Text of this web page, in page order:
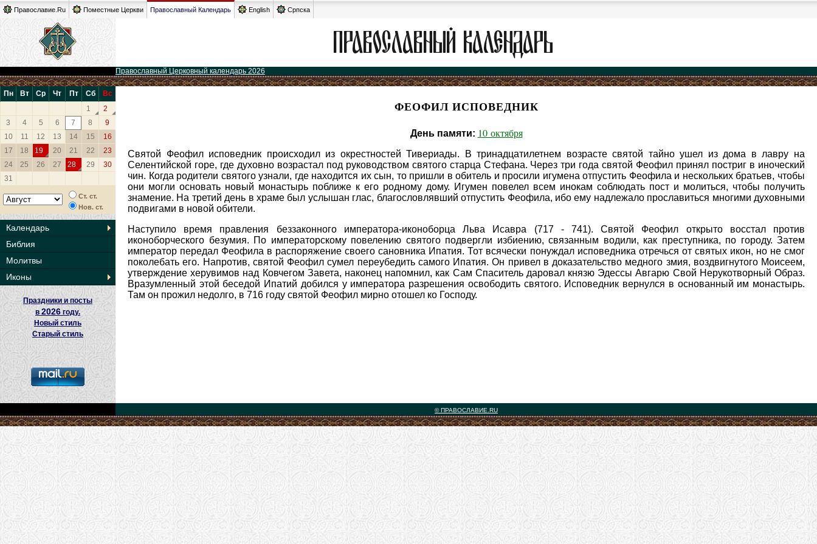
Православие.Ru Поместные Церкви Православный Календарь English Српска
Православный Церковный календарь 2026
Пн Вт Ср Чт Пт Сб
Вс
1
2
3
4 5 6 7 8
9
10
11 12 13 14 15
16
17
18 19 20 21 22
23
24
25 26 27 28 29
30
31
Ст. ст.
Нов. ст.
Календарь
Библия
Молитвы
Иконы
Праздники и посты
в 2026 году.
Новый стиль
Старый стиль
ФЕОФИЛ ИСПОВЕДНИК
День памяти: 10 октября
Святой Феофил исповедник происходил из окрестностей Тивериады. В тринадцатилетнем возрасте святой тайно ушел из дома в лавру на
Селентийской горе, где духовно возрастал под руководством святого старца Стефана. Через три года святой Феофил принял постриг в иноческий
чин. Когда родители святого узнали, где находится их сын, то пришли в обитель и просили игумена отпустить Феофила и нескольких братьев, чтобы
они могли основать новый монастырь поближе к его родному дому. Игумен повелел всем инокам соблюдать пост и молиться, чтобы получить
знамение. На третий день в храме был услышан глас, благословлявший отпустить Феофила, ибо ему надлежало прославиться многими духовными
подвигами в новой обители.
Наступило время правления беззаконного императора-иконоборца Льва Исавра (717 - 741). Святой Феофил открыто восстал против
иконоборческого безумия. По императорскому повелению святого подвергли избиению, связанным водили, как преступника, по городу. Затем
император передал Феофила в распоряжение своего сановника Ипатия. Тот всячески понуждал исповедника отречься от святых икон, но не смог
поколебать его. Напротив, святой Феофил сумел переубедить самого Ипатия. Он привел в доказательство медного змия, воздвигнутого Моисеем,
утверждение херувимов над Ковчегом Завета, наконец напомнил, как Сам Спаситель даровал князю Эдессы Авгарю Свой Нерукотворный Образ.
Вразумленный этой беседой Ипатий добился у императора разрешения освободить святого. Исповедник вернулся в основанный им монастырь.
Там он прожил недолго, в 716 году святой Феофил мирно отошел ко Господу.
© ПРАВОСЛАВИЕ.RU